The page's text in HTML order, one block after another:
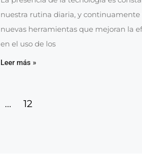
nuestra rutina diaria, y continuamente
nuevas herramientas que mejoran la
en el uso de los
Leer más »
… 12